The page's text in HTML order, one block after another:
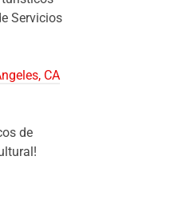
Servicios
CA
de